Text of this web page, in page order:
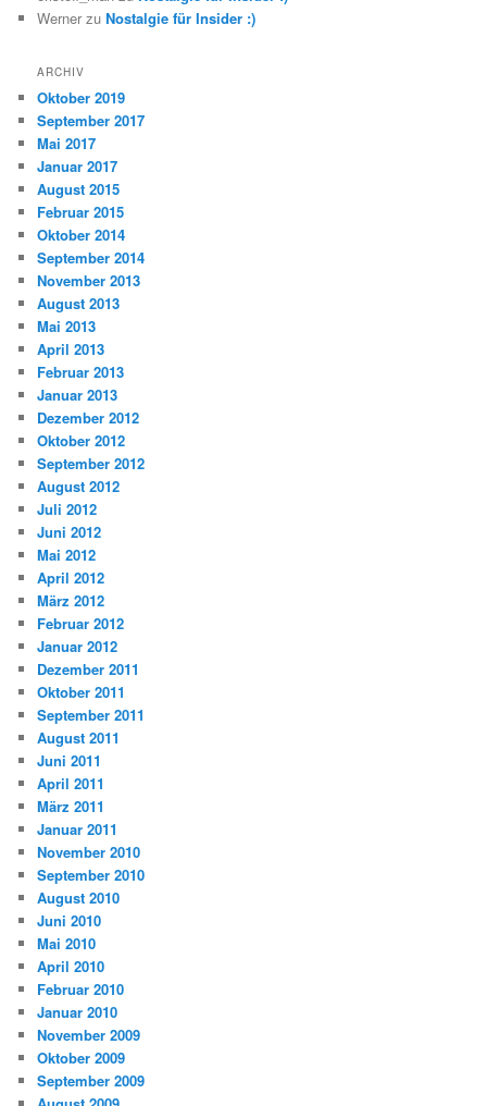
Werner zuNostalgie für Insider :)
ARCHIV
Oktober 2019
September 2017
Mai 2017
Januar 2017
August 2015
Februar 2015
Oktober 2014
September 2014
November 2013
August 2013
Mai 2013
April 2013
Februar 2013
Januar 2013
Dezember 2012
Oktober 2012
September 2012
August 2012
Juli 2012
Juni 2012
Mai 2012
April 2012
März 2012
Februar 2012
Januar 2012
Dezember 2011
Oktober 2011
September 2011
August 2011
Juni 2011
April 2011
März 2011
Januar 2011
November 2010
September 2010
August 2010
Juni 2010
Mai 2010
April 2010
Februar 2010
Januar 2010
November 2009
Oktober 2009
September 2009